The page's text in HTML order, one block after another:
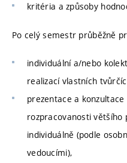
kritéria a způsoby
Po celý semestr průběžně
individuální a/nebo
realizací vlastních
prezentace a
rozpracovanosti
individuálně (podle
vedoucími),